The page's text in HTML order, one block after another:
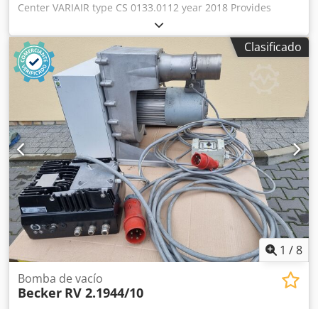
Center VARIAIR type CS 0133.0112 year 2018 Provides
compressed air, vacuum and air blast supply for a
gathering machine. Configuration: - for up to 16 stations
gathering machine Dsdpfjzi Sc Tex Agysck - with control for
automatic switching on and off Technical specifications:
compatible with: KOLBUS ZU 822, ZU 832, ZU 842 gathering
machine
Clasificado
1 /8
Bomba de vacío
Becker RV 2.1944/10